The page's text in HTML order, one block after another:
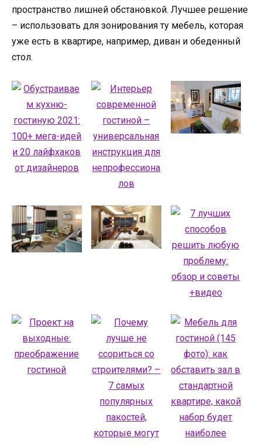
пространство лишней обстановкой. Лучшее решение
– использовать для зонирования ту мебель, которая
уже есть в квартире, например, диван и обеденный
стол.